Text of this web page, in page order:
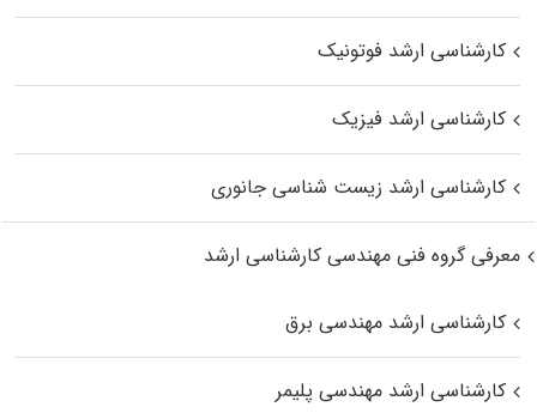
کارشناسی ارشد فوتونیک
کارشناسی ارشد فیزیک
کارشناسی ارشد زیست‌ شناسی جانوری
معرفی گروه فنی مهندسی کارشناسی ارشد
کارشناسی ارشد مهندسی برق
کارشناسی ارشد مهندسی پلیمر